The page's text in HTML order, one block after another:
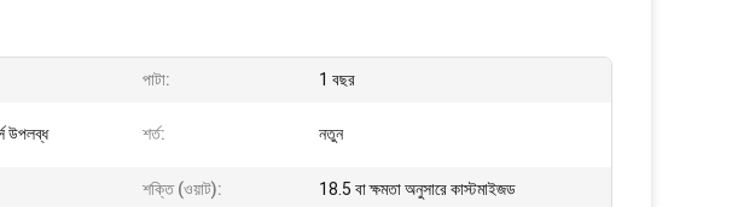
পাটা: 1 বছর
উপলব্ধ শর্ত: নতুন
শক্তি (ওয়াট): 18.5 বা ক্ষমতা অনুসারে কাস্টমাইজড